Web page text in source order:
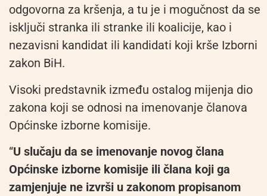
odgovorna za kršenja, a tu je i mogučnost da se
isključi stranka ili stranke ili koalicije, kao i
nezavisni kandidat ili kandidati koji krše Izborni
zakon BiH.
Visoki predstavnik između ostalog mijenja dio
zakona koji se odnosi na imenovanje članova
Općinske izborne komisije.
“U slučaju da se imenovanje novog člana
Općinske izborne komisije ili člana koji ga
zamjenjuje ne izvrši u zakonom propisanom